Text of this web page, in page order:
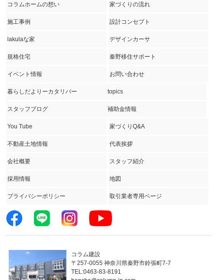
コラムホームの想い 家づくりの流れ
施工事例 設計コンセプト
lakulaな家 デザインカーサ
規格住宅 秦野移住サポート
イベント情報 お問い合わせ
暮らしだよりーカタリバー topics
スタッフブログ 補助金情報
You Tube 家づくりQ&A
不動産土地情報 代表挨拶
会社概要 スタッフ紹介
採用情報 地図
プライバシーポリシー 取引業者専用ページ
コラム建設
〒257-0055 神奈川県秦野市鈴張町7-7
TEL:0463-83-8191